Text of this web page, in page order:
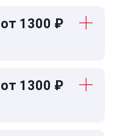
от 1300 ₽
от 1300 ₽